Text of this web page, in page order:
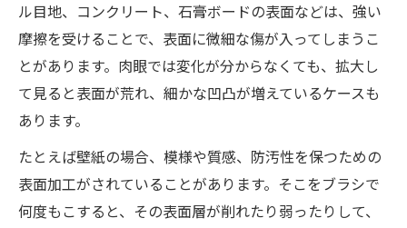
ル目地、コンクリート、石膏ボードの表面などは、強い
摩擦を受けることで、表面に微細な傷が入ってしまうこ
とがあります。肉眼では変化が分からなくても、拡大し
て見ると表面が荒れ、細かな凹凸が増えているケースも
あります。
たとえば壁紙の場合、模様や質感、防汚性を保つための
表面加工がされていることがあります。そこをブラシで
何度もこすると、その表面層が削れたり弱ったりして、